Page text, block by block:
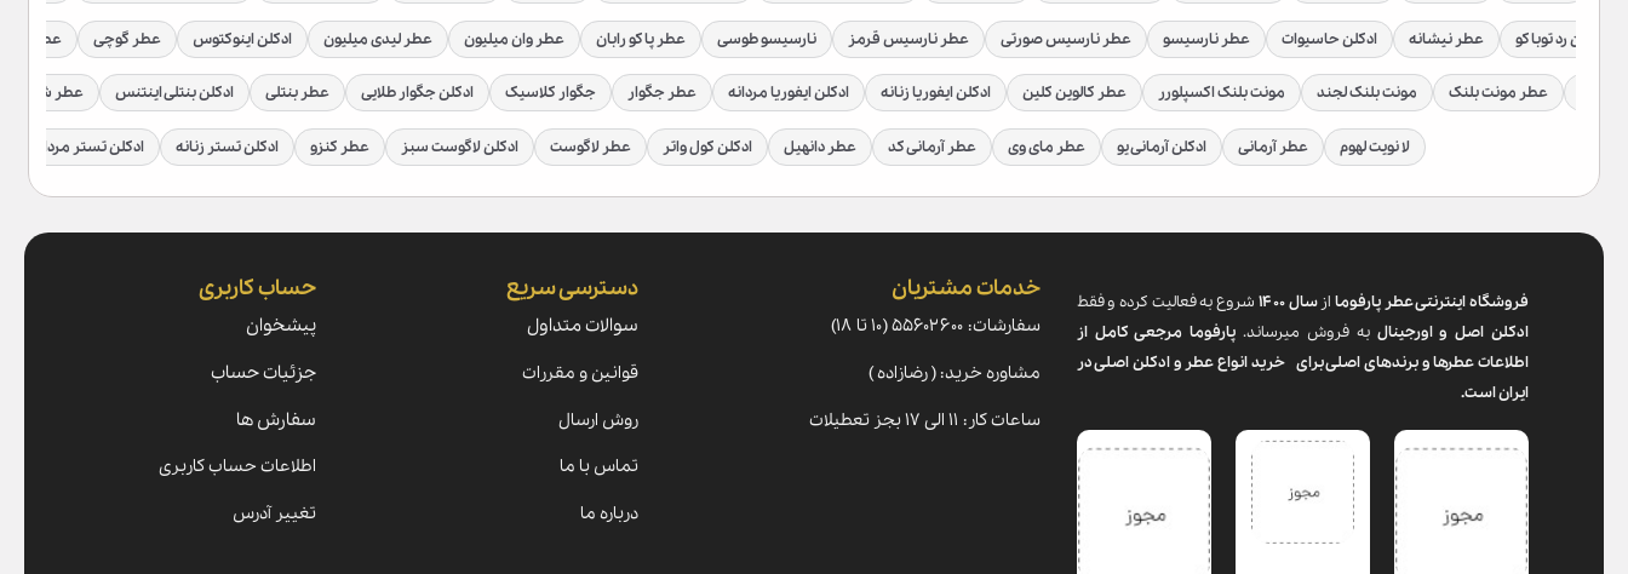
ادکلن رد توباکو عطر نیشانه ادکلن حاسیوات عطر نارسیسو عطر نارسیس صورتی عطر نارسیس قرمز نارسیسو طوسی عطر پاکو رابان عطر وان میلیون عطر لیدی میلیون ادکلن اینوکتوس عطر گوچی عطر
عطر مونت بلنک مونت بلنک لجند مونت بلنک اکسپلورر عطر کالوین کلین ادکلن ایفوریا زنانه ادکلن ایفوریا مردانه عطر جگوار جگوار کلاسیک ادکلن جگوار طلایی عطر بنتلی ادکلن بنتلی اینتنس عطر شیخ
لا نویت لهوم عطر آرمانی ادکلن آرمانی یو عطر مای وی عطر آرمانی کد عطر دانهیل ادکلن کول واتر عطر لاگوست ادکلن لاگوست سبز عطر کنزو ادکلن تستر زنانه ادکلن تستر مردانه
فروشگاه اینترنتی عطر پارفوما ازسال ۱۴۰۰
شروع به فعالیت کرده و فقط
ادکلن اصل و اورجینال به فروش میرساند. پارفوما مرجعی کامل از
اطلاعات عطرها و برندهای اصلی برای خرید انواع عطر و ادکلن اصلی در
ایران است.
خدمات مشتریان
سفارشات: ۵۵۶۰۲۶۰۰ (۱۰ تا ۱۸)
مشاوره خرید: ( رضازاده )
ساعات کار: ۱۱ الی ۱۷ بجز تعطیلات
دسترسی سریع
سوالات متداول
قوانین و مقررات
روش ارسال
تماس با ما
درباره ما
حساب کاربری
پیشخوان
جزئیات حساب
سفارش ها
اطلاعات حساب کاربری
تغییر آدرس